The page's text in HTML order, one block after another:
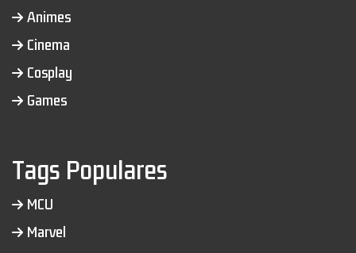
Animes
Cinema
Cosplay
Games
Tags Populares
MCU
Marvel